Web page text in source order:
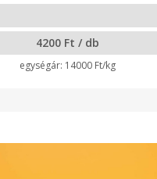
4200 Ft / db
14000 Ft/kg